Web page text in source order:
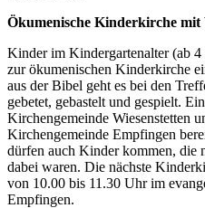
Ökumenische Kinderkirche mit
Kinder im Kindergartenalter (ab
zur ökumenischen Kinderkirche
aus der Bibel geht es bei den
gebetet, gebastelt und gespielt.
Kirchengemeinde Wiesenstetten
Kirchengemeinde Empfingen
dürfen auch Kinder kommen, die
dabei waren. Die nächste
von 10.00 bis 11.30 Uhr im
Empfingen.